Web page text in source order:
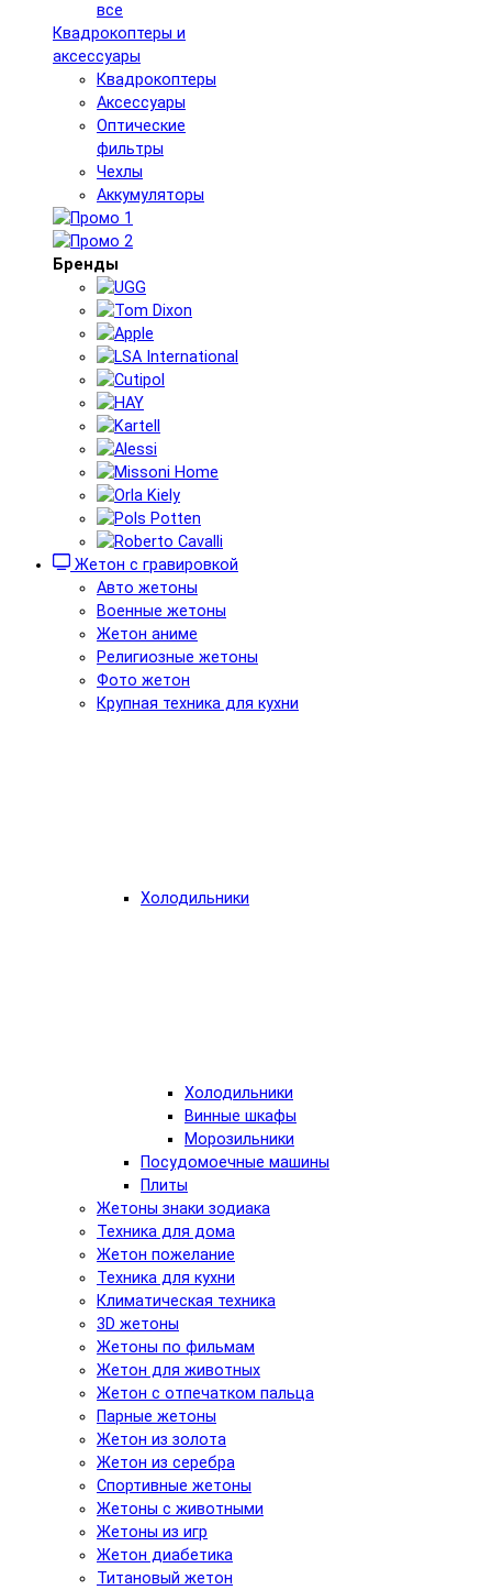
все
Квадрокоптеры и
аксессуары
Квадрокоптеры
Аксессуары
Оптические
фильтры
Чехлы
Аккумуляторы
Бренды
Жетон с гравировкой
Авто жетоны
Военные жетоны
Жетон аниме
Религиозные жетоны
Фото жетон
Крупная техника для кухни
Холодильники
Холодильники
Винные шкафы
Морозильники
Посудомоечные машины
Плиты
Жетоны знаки зодиака
Техника для дома
Жетон пожелание
Техника для кухни
Климатическая техника
3D жетоны
Жетоны по фильмам
Жетон для животных
Жетон с отпечатком пальца
Парные жетоны
Жетон из золота
Жетон из серебра
Спортивные жетоны
Жетоны с животными
Жетоны из игр
Жетон диабетика
Титановый жетон